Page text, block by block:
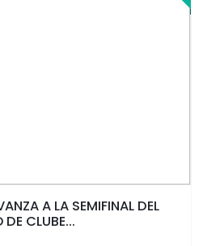
A LA SEMIFINAL DEL
CLUBE...